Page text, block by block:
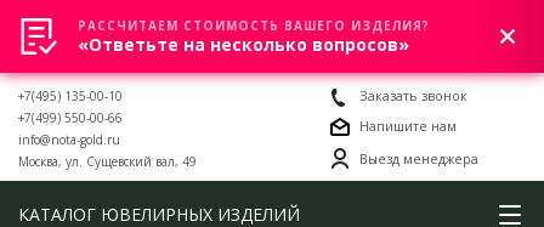
0
+7(495) 135-00-10
+7(499) 550-00-66
info@nota-gold.ru
Москва, ул. Сущевский вал, 49
Заказать звонок
Напишите нам
Выезд менеджера
КАТАЛОГ ЮВЕЛИРНЫХ ИЗДЕЛИЙ
РАССЧИТАЕМ СТОИМОСТЬ ВАШЕГО ИЗДЕЛИЯ?
«Ответьте на несколько вопросов»